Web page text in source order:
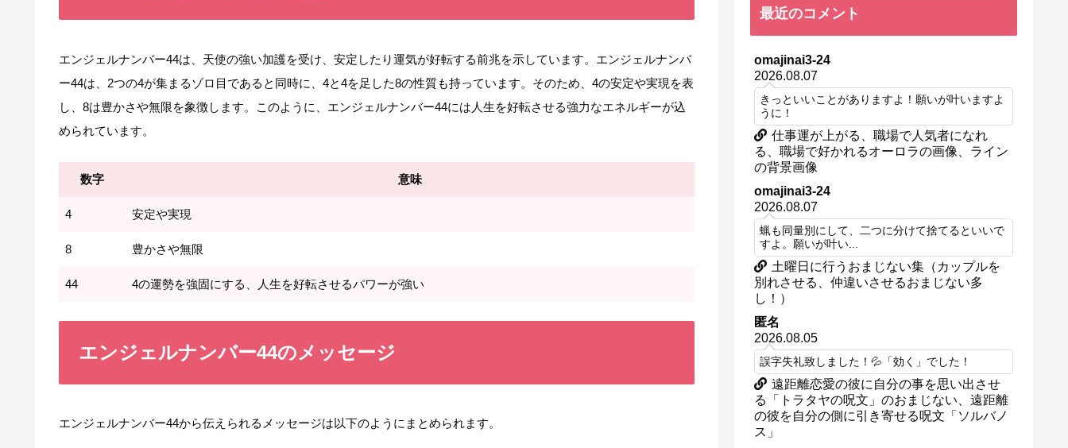
エンジェルナンバー44は、天使の強い加護を受け、安定したり運気が好転する前兆を示しています。エンジェルナンバ
ー44は、2つの4が集まるゾロ目であると同時に、4と4を足した8の性質も持っています。そのため、4の安定や実現を表
し、8は豊かさや無限を象徴します。このように、エンジェルナンバー44には人生を好転させる強力なエネルギーが込
められています。
数字 意味
4 安定や実現
8 豊かさや無限
44 4の運勢を強固にする、人生を好転させるパワーが強い
エンジェルナンバー44のメッセージ
エンジェルナンバー44から伝えられるメッセージは以下のようにまとめられます。
最近のコメント
omajinai3-24
2026.08.07
きっといいことがありますよ！願いが叶いますよ
うに！
仕事運が上がる、職場で人気者になれ
る、職場で好かれるオーロラの画像、ライン
の背景画像
omajinai3-24
2026.08.07
蝋も同量別にして、二つに分けて捨てるといいで
すよ。願いが叶い...
土曜日に行うおまじない集（カップルを
別れさせる、仲違いさせるおまじない多
し！）
匿名
2026.08.05
誤字失礼致しました！💦「効く」でした！
遠距離恋愛の彼に自分の事を思い出させ
る「トラタヤの呪文」のおまじない、遠距離
の彼を自分の側に引き寄せる呪文「ソルバノ
ス」